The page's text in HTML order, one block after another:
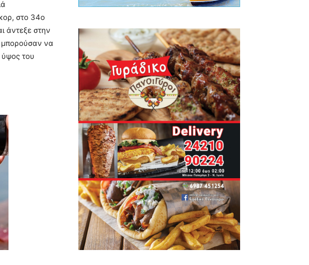
στο 34ο
άντεξε στην
μπορούσαν να
του